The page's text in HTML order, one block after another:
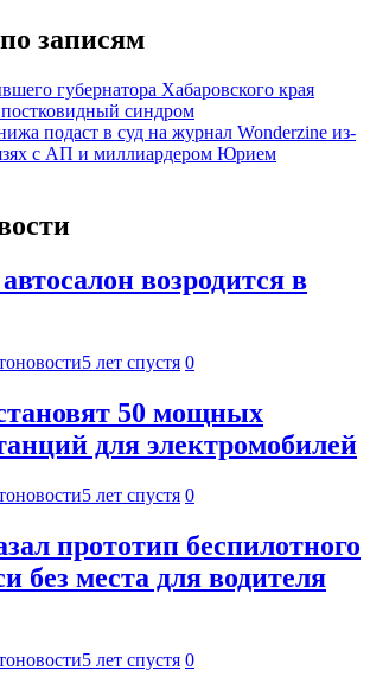
записям
губернатора Хабаровского края
синдром
подаст в суд на журнал Wonderzine из-
с АП и миллиардером Юрием
возродится в
5 лет спустя 0
50 мощных
для электромобилей
5 лет спустя 0
прототип беспилотного
без места для водителя
5 лет спустя 0